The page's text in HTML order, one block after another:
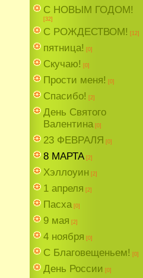
С НОВЫМ ГОДОМ!
[32]
С РОЖДЕСТВОМ! [12]
пятница! [0]
Скучаю! [0]
Прости меня! [0]
Спасибо! [2]
День Святого
Валентина [0]
23 ФЕВРАЛЯ [0]
8 МАРТА [2]
Хэллоуин [2]
1 апреля [2]
Пасха [0]
9 мая [2]
4 ноября [0]
C Благовещеньем! [0]
День России [0]